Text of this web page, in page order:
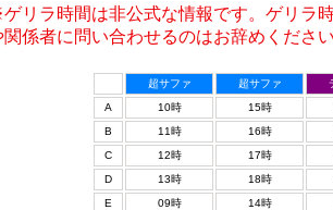
リラ時間は非公式な情報です。ゲリラ
関係者に問い合わせるのはお辞めください
超サファ 超サファ
A
10時 15時
B
11時 16時
C
12時 17時
D
13時 18時
E
09時 14時